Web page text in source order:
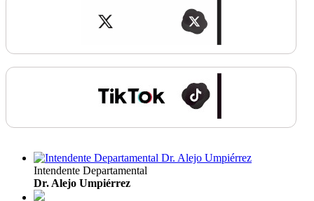
Intendente Departamental
Dr. Alejo Umpiérrez